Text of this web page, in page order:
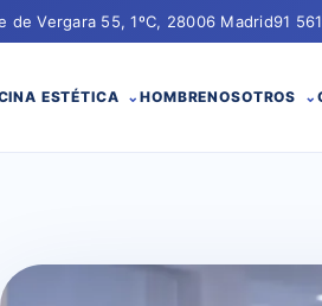
de Vergara 55, 1ºC, 28006 Madrid91
ESTÉTICA HOMBRENOSOTROS